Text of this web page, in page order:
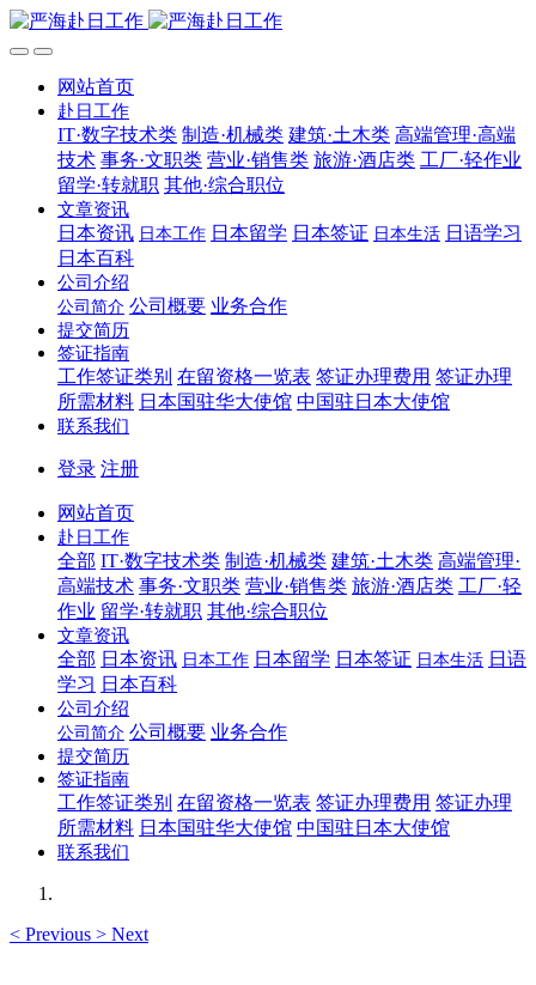
网站首页
赴日工作
IT·数字技术类 制造·机械类 建筑·土木类 高端管理·高端
技术 事务·文职类 营业·销售类 旅游·酒店类 工厂·轻作业
留学·转就职 其他·综合职位
文章资讯
日本资讯 日本工作 日本留学 日本签证 日本生活 日语学习
日本百科
公司介绍
公司简介 公司概要 业务合作
提交简历
签证指南
工作签证类别 在留资格一览表 签证办理费用 签证办理
所需材料 日本国驻华大使馆 中国驻日本大使馆
联系我们
登录 注册
网站首页
赴日工作
全部 IT·数字技术类 制造·机械类 建筑·土木类 高端管理·
高端技术 事务·文职类 营业·销售类 旅游·酒店类 工厂·轻
作业 留学·转就职 其他·综合职位
文章资讯
全部 日本资讯 日本工作 日本留学 日本签证 日本生活 日语
学习 日本百科
公司介绍
公司简介 公司概要 业务合作
提交简历
签证指南
工作签证类别 在留资格一览表 签证办理费用 签证办理
所需材料 日本国驻华大使馆 中国驻日本大使馆
联系我们
< Previous > Next